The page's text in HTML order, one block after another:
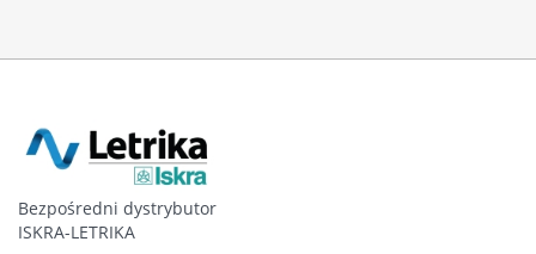
Bezpośredni dystrybutor
ISKRA-LETRIKA